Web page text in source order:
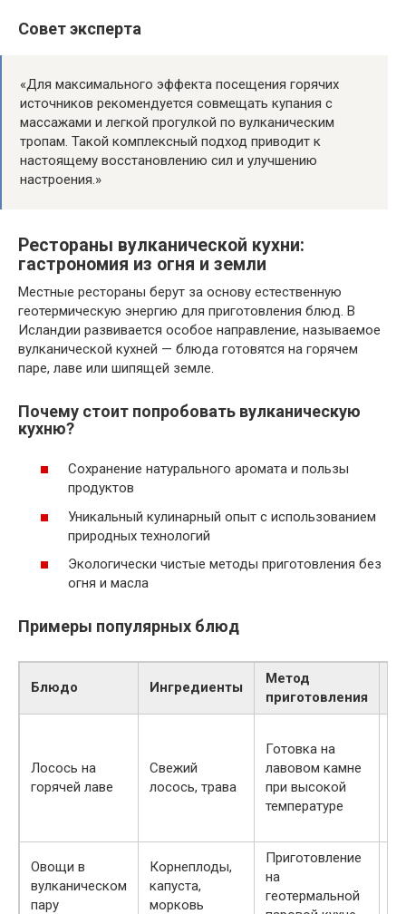
Совет эксперта
«Для максимального эффекта посещения горячих
источников рекомендуется совмещать купания с
массажами и легкой прогулкой по вулканическим
тропам. Такой комплексный подход приводит к
настоящему восстановлению сил и улучшению
настроения.»
Рестораны вулканической кухни:
гастрономия из огня и земли
Местные рестораны берут за основу естественную
геотермическую энергию для приготовления блюд. В
Исландии развивается особое направление, называемое
вулканической кухней — блюда готовятся на горячем
паре, лаве или шипящей земле.
Почему стоит попробовать вулканическую
кухню?
Сохранение натурального аромата и пользы
продуктов
Уникальный кулинарный опыт с использованием
природных технологий
Экологически чистые методы приготовления без
огня и масла
Примеры популярных блюд
Блюдо Ингредиенты
Метод
приготовления
Лосось на
горячей лаве
Свежий
лосось, трава
Готовка на
лавовом камне
при высокой
температуре
Овощи в
вулканическом
пару
Корнеплоды,
капуста,
морковь
Приготовление
на
геотермальной